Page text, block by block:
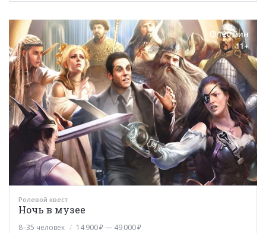
120 мин
11+
Ролевой квест
Ночь в музее
8–35 человек
14 900 ₽ — 49 000 ₽